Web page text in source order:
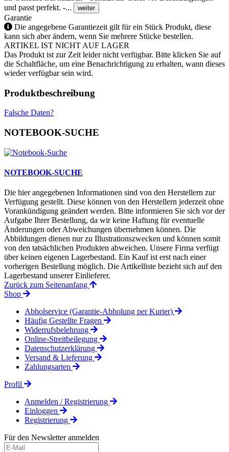
und passt perfekt. -...
weiter
Garantie
Die angegebene Garantiezeit gilt für ein Stück Produkt, diese
kann sich aber ändern, wenn Sie mehrere Stücke bestellen.
ARTIKEL IST NICHT AUF LAGER
Das Produkt ist zur Zeit leider nicht verfügbar. Bitte klicken Sie auf
die Schaltfläche, um eine Benachrichtigung zu erhalten, wann dieses
wieder verfügbar sein wird.
Produktbeschreibung
Falsche Daten?
NOTEBOOK-SUCHE
NOTEBOOK-SUCHE
Die hier angegebenen Informationen sind von den Herstellern zur
Verfügung gestellt. Diese können von den Herstellern jederzeit ohne
Vorankündigung geändert werden. Bitte informieren Sie sich vor der
Aufgabe Ihrer Bestellung, da wir keine Haftung für eventuelle
Änderungen oder Abweichungen übernehmen können. Die
Abbildungen dienen nur zu Illustrationszwecken und können somit
von den tatsächlichen Produkten abweichen. Unsere Firma verfügt
über keinen eigenen Lagerbestand. Ein Kauf ist erst nach einer
vorherigen Bestellung möglich. Die Artikelliste bezieht sich auf den
Lagerbestand unserer Einlieferer.
Zurück zum Seitenanfang
Shop
Abholservice (Garantie-Abholung per Kurier)
Häufig Gestellte Fragen
Widerrufsbelehrung
Online-Streitbeilegung
Datenschutzerklärung
Versand & Lieferung
Zahlungsarten
Profil
Anmelden / Registrierung
Einloggen
Registrierung
Für den Newsletter anmelden